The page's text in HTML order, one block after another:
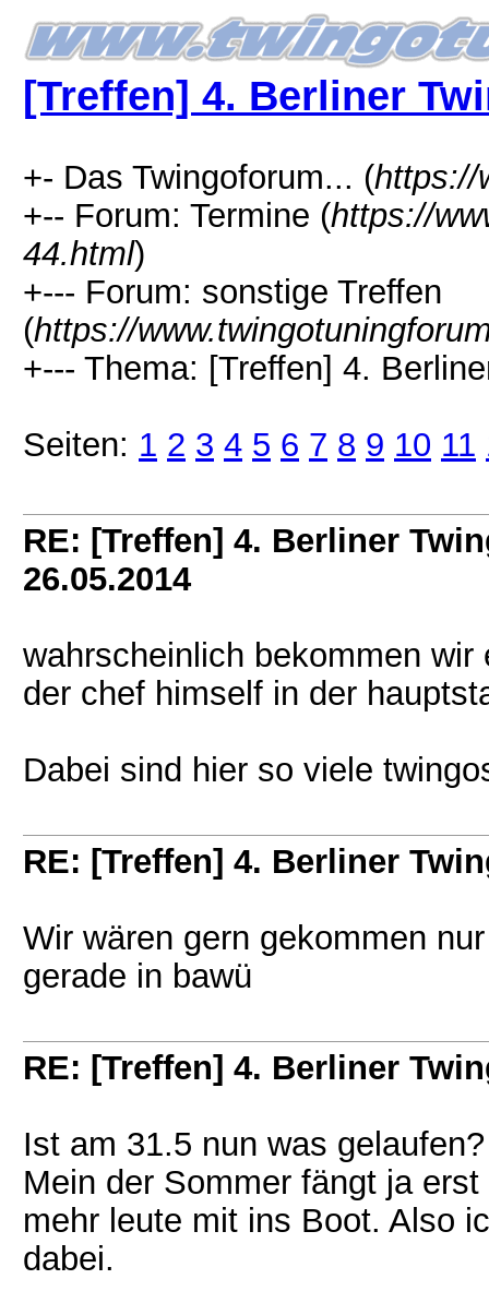
[Treffen] 4. Berliner
+- Das Twingoforum... (https://
+-- Forum: Termine (https://
44.html)
+--- Forum: sonstige Treffen
(https://
+--- Thema: [Treffen] 4.
Seiten: 1 2 3 4 5 6 7 8 9 10 11
RE: [Treffen] 4. Berliner
26.05.2014
wahrscheinlich bekommen
der chef himself in der
Dabei sind hier so viele
RE: [Treffen] 4. Berliner
Wir wären gern gekommen
gerade in bawü
RE: [Treffen] 4. Berliner
Ist am 31.5 nun was gelaufen?
Mein der Sommer fängt ja
mehr leute mit ins Boot. Also
dabei.